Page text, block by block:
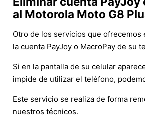
al Motorola Moto G8
Otro de los servicios que ofrecemos
la cuenta PayJoy o MacroPay de su
Si en la pantalla de su celular
impide de utilizar el teléfono,
Este servicio se realiza de forma
nuestros técnicos.